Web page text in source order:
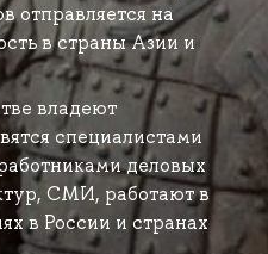
отправляется на
в страны Азии и
владеют
специалистами
деловых
СМИ, работают в
в России и странах